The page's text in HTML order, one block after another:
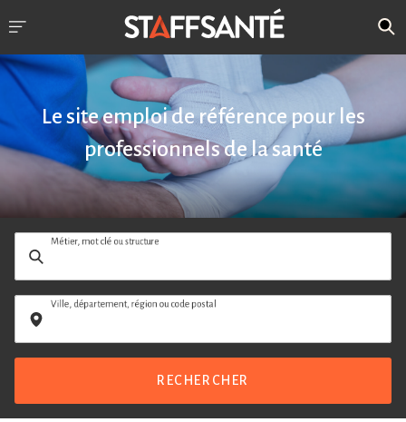
Le site emploi de référence pour les
professionnels de la santé
Métier, mot clé ou structure
Ville, département, région ou code postal
RECHERCHER